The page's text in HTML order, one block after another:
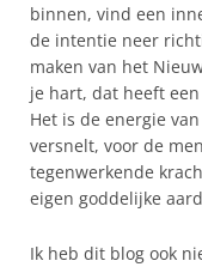
binnen, vind een
de intentie neer
maken van het
je hart, dat heeft
Het is de energie
versnelt, voor de
tegenwerkende
eigen goddelijke
Ik heb dit blog ook